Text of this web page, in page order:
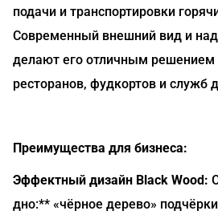
подачи и транспортировки
Современный внешний вид и
делают его отличным решением
ресторанов, фудкортов и служб
Преимущества для бизнеса:
Эффектный дизайн Black Wood:
дно:** «чёрное дерево»